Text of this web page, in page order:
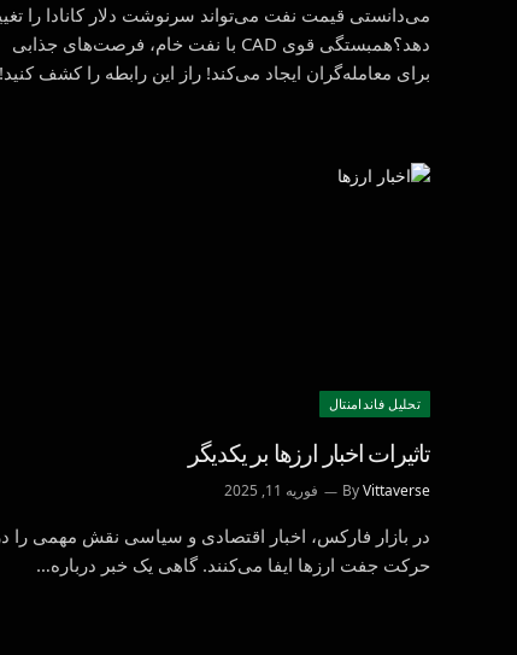
می‌دانستی قیمت نفت می‌تواند سرنوشت دلار کانادا را
دهد؟همبستگی قوی CAD با نفت خام، فرصت‌های جذابی
برای معامله‌گران ایجاد می‌کند! راز این رابطه را کشف کنید!
تحليل فاندامنتال
تاثیرات اخبار ارزها بر یکدیگر
ByVittaverse فوریه 11, 2025
در بازار فارکس، اخبار اقتصادی و سیاسی نقش مهمی را
حرکت جفت ارزها ایفا می‌کنند. گاهی یک خبر درباره…